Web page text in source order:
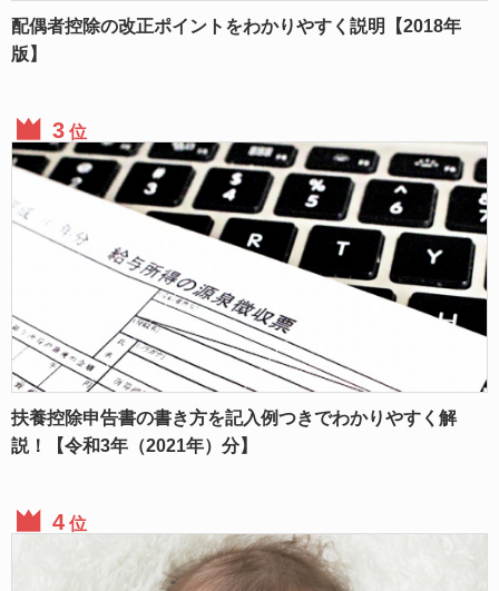
配偶者控除の改正ポイントをわかりやすく説明【2018年
版】
位
扶養控除申告書の書き方を記入例つきでわかりやすく解
説！【令和3年（2021年）分】
位